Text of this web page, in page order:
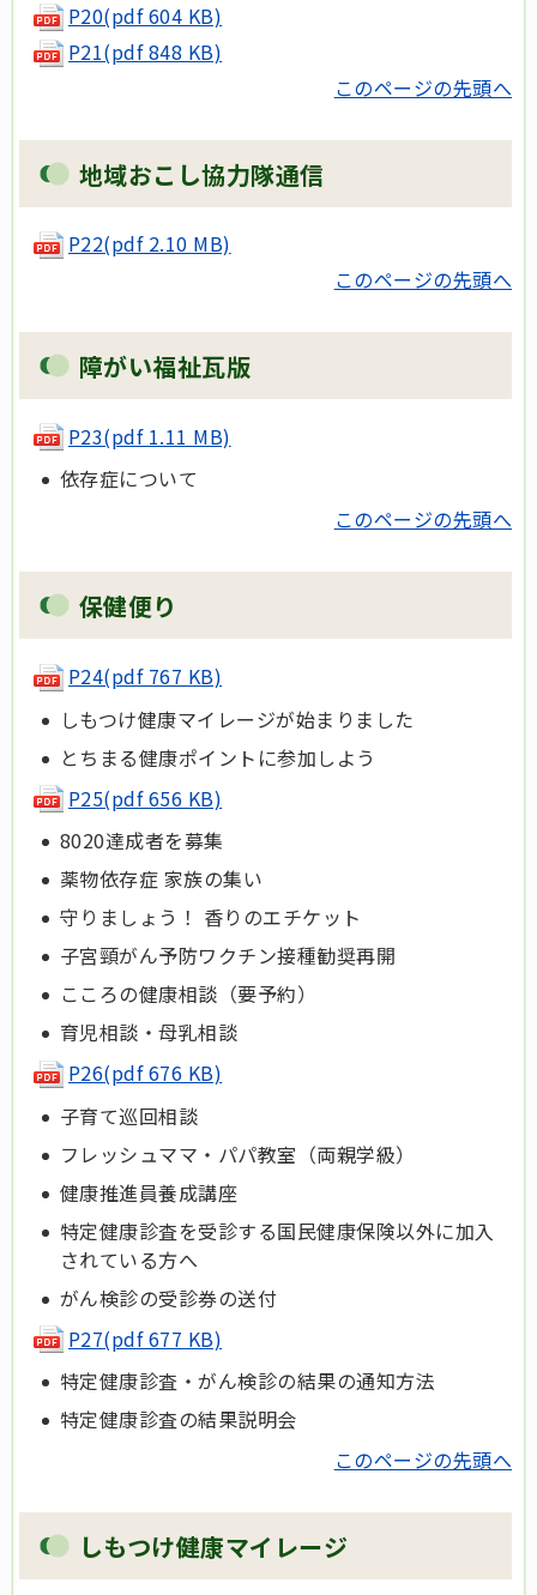
P20(pdf 604 KB)
P21(pdf 848 KB)
このページの先頭へ
地域おこし協力隊通信
P22(pdf 2.10 MB)
このページの先頭へ
障がい福祉瓦版
P23(pdf 1.11 MB)
依存症について
このページの先頭へ
保健便り
P24(pdf 767 KB)
しもつけ健康マイレージが始まりました
とちまる健康ポイントに参加しよう
P25(pdf 656 KB)
8020達成者を募集
薬物依存症 家族の集い
守りましょう！ 香りのエチケット
子宮頸がん予防ワクチン接種勧奨再開
こころの健康相談（要予約）
育児相談・母乳相談
P26(pdf 676 KB)
子育て巡回相談
フレッシュママ・パパ教室（両親学級）
健康推進員養成講座
特定健康診査を受診する国民健康保険以外に加入
されている方へ
がん検診の受診券の送付
P27(pdf 677 KB)
特定健康診査・がん検診の結果の通知方法
特定健康診査の結果説明会
このページの先頭へ
しもつけ健康マイレージ